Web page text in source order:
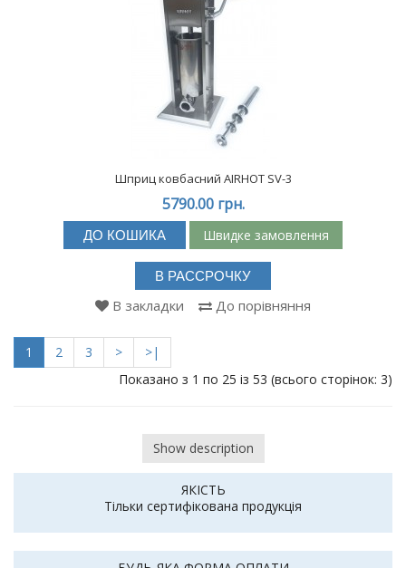
Шприц ковбасний AIRHOT SV-3
5790.00 грн.
ДО КОШИКА Швидке замовлення
В РАССРОЧКУ
В закладки До порівняння
1 2 3 >
>|
Показано з 1 по 25 із 53 (всього сторінок: 3)
Show description
ЯКІСТЬ
Тільки сертифікована продукція